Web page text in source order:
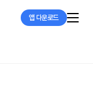
앱 다운로드